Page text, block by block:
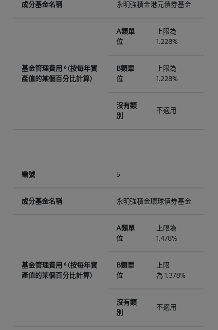
成分基金名稱 永明強積金港元債券基金
基金管理費用 ⁶ (按每年資
產值的某個百分比計算)
A類單
位
上限為
1.228%
B類單
位
上限為
1.228%
沒有類
別
不適用
編號 5
成分基金名稱 永明強積金環球債券基金
基金管理費用 ⁶ (按每年資
產值的某個百分比計算)
A類單
位
上限為
1.478%
B類單
位
上限
為 1.378%
沒有類
別
不適用